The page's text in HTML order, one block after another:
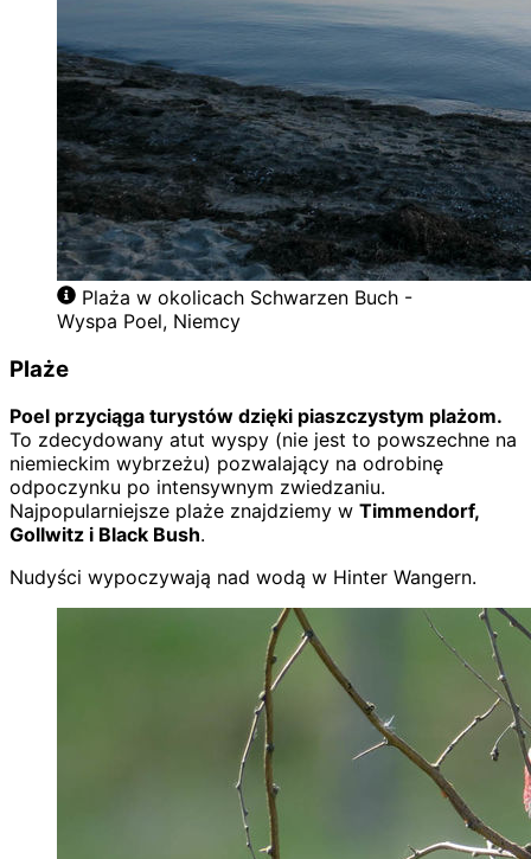
Plaża w okolicach Schwarzen Buch -
Wyspa Poel, Niemcy
Plaże
Poel przyciąga turystów dzięki piaszczystym plażom.
To zdecydowany atut wyspy (nie jest to powszechne na
niemieckim wybrzeżu) pozwalający na odrobinę
odpoczynku po intensywnym zwiedzaniu.
Najpopularniejsze plaże znajdziemy w Timmendorf,
Gollwitz i Black Bush.
Nudyści wypoczywają nad wodą w Hinter Wangern.